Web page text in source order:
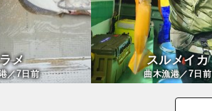
メ
／7日前
スルメイカ
曲木漁港／7 日前